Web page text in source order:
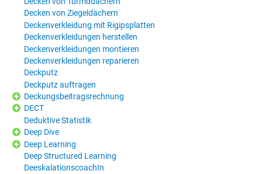
Decken von Ziegeldächern
Deckenverkleidung mit Rigipsplatten
Deckenverkleidungen herstellen
Deckenverkleidungen montieren
Deckenverkleidungen reparieren
Deckputz
Deckputz auftragen
Deckungsbeitragsrechnung
DECT
Deduktive Statistik
Deep Dive
Deep Learning
Deep Structured Learning
DeeskalationscoachIn